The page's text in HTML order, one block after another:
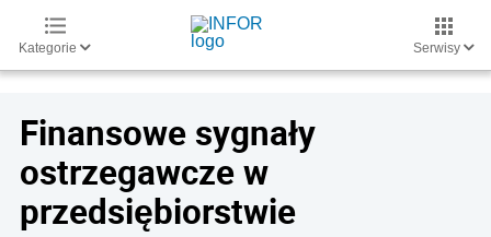
Kategorie Serwisy
Finansowe sygnały
ostrzegawcze w
przedsiębiorstwie